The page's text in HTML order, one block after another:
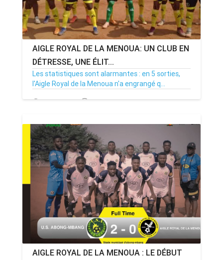
AIGLE ROYAL DE LA MENOUA: UN CLUB EN
DÉTRESSE, UNE ÉLIT...
Les statistiques sont alarmantes : en 5 sorties,
l'Aigle Royal de la Menoua n'a engrangé q...
12/01/25 Par MenouActu 0
AIGLE ROYAL DE LA MENOUA : LE DÉBUT